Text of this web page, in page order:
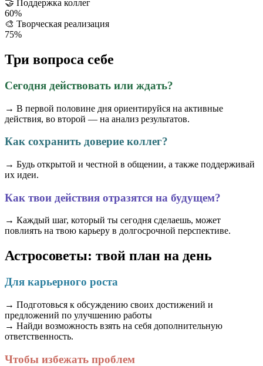
🤝 Поддержка коллег
60%
🎨 Творческая реализация
75%
Три вопроса себе
Сегодня действовать или ждать?
→ В первой половине дня ориентируйся на активные
действия, во второй — на анализ результатов.
Как сохранить доверие коллег?
→ Будь открытой и честной в общении, а также поддерживай
их идеи.
Как твои действия отразятся на будущем?
→ Каждый шаг, который ты сегодня сделаешь, может
повлиять на твою карьеру в долгосрочной перспективе.
Астросоветы: твой план на день
Для карьерного роста
→ Подготовься к обсуждению своих достижений и
предложений по улучшению работы
→ Найди возможность взять на себя дополнительную
ответственность.
Чтобы избежать проблем